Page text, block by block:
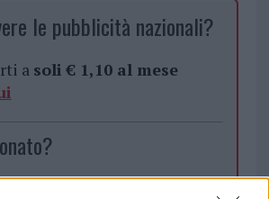
le pubblicità nazionali?
a soli € 1,10 al mese